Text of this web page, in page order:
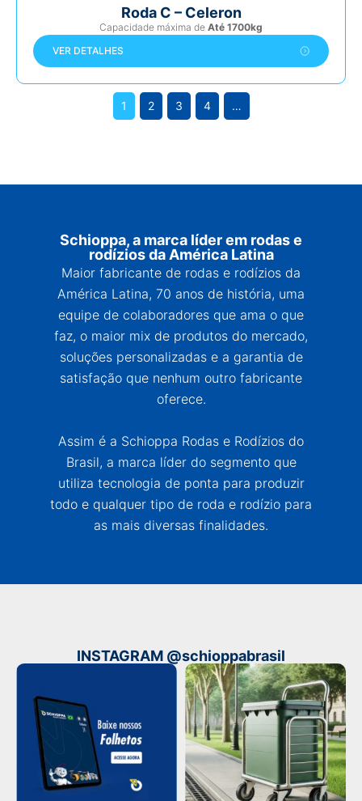
Roda C – Celeron
Capacidade máxima de Até 1700kg
VER DETALHES
1 2 3 4 …
Schioppa, a marca líder em rodas e
rodízios da América Latina
Maior fabricante de rodas e rodízios da
América Latina, 70 anos de história, uma
equipe de colaboradores que ama o que
faz, o maior mix de produtos do mercado,
soluções personalizadas e a garantia de
satisfação que nenhum outro fabricante
oferece.
Assim é a Schioppa Rodas e Rodízios do
Brasil, a marca líder do segmento que
utiliza tecnologia de ponta para produzir
todo e qualquer tipo de roda e rodízio para
as mais diversas finalidades.
INSTAGRAM @schioppabrasil